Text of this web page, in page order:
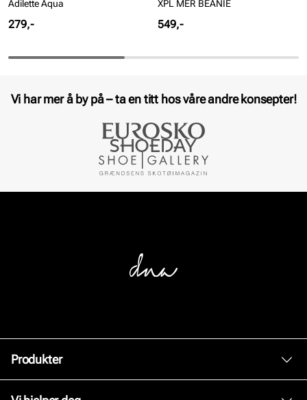
Adilette Aqua
Pris
279,-
XPL MER BEANIE
Pris
549,-
Vi har mer å by på – ta en titt hos våre andre konsepter!
Produkter